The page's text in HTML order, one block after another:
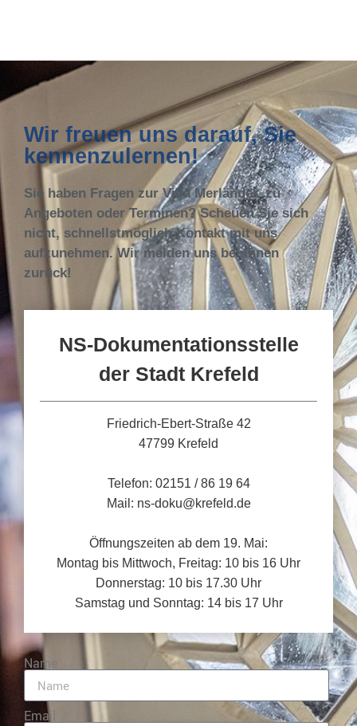
Wir freuen uns darauf, Sie
kennenzulernen!
Sie haben Fragen zur Villa Merländer, zu
Angeboten oder Terminen? Scheuen Sie sich
nicht, schnellstmöglich Kontakt mit uns
aufzunehmen. Wir melden uns bei Ihnen
zurück!
NS-Dokumentationsstelle
der Stadt Krefeld
Friedrich-Ebert-Straße 42
47799 Krefeld
Telefon: 02151 / 86 19 64
Mail: ns-doku@krefeld.de
Öffnungszeiten ab dem 19. Mai:
Montag bis Mittwoch, Freitag: 10 bis 16 Uhr
Donnerstag: 10 bis 17.30 Uhr
Samstag und Sonntag: 14 bis 17 Uhr
Name
Email